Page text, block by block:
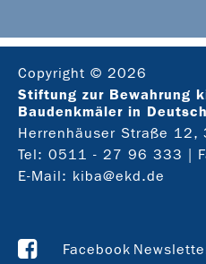
Copyright © 2026
Stiftung zur Bewahrung
Baudenkmäler in
Herrenhäuser Straße 12,
Tel: 0511 - 27 96 333
|
E-Mail: kiba@ekd.de
Facebook